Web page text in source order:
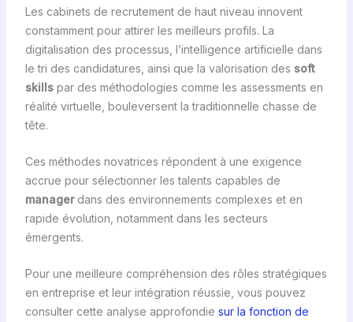
Les cabinets de recrutement de haut niveau innovent
constamment pour attirer les meilleurs profils. La
digitalisation des processus, l’intelligence artificielle dans
le tri des candidatures, ainsi que la valorisation des soft
skillspar des méthodologies comme les assessments en
réalité virtuelle, bouleversent la traditionnelle chasse de
tête.
Ces méthodes novatrices répondent à une exigence
accrue pour sélectionner les talents capables de
managerdans des environnements complexes et en
rapide évolution, notamment dans les secteurs
émergents.
Pour une meilleure compréhension des rôles stratégiques
en entreprise et leur intégration réussie, vous pouvez
consulter cette analyse approfondie sur la fonction de